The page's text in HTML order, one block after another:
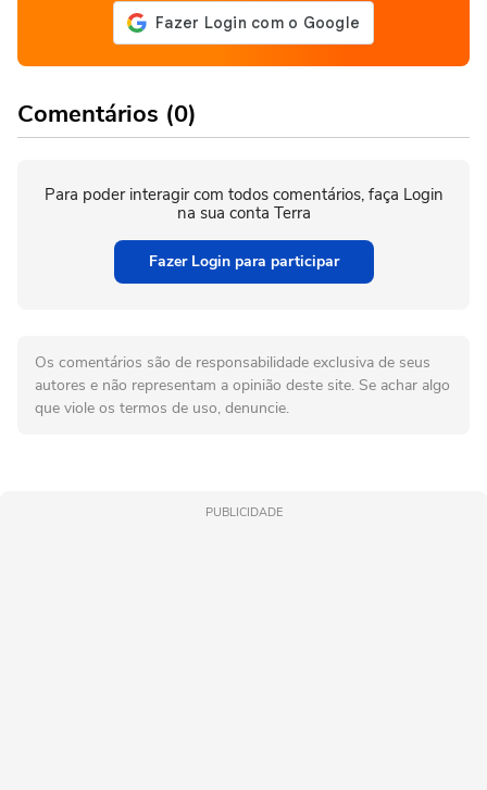
Comentários (0)
Para poder interagir com todos comentários, faça Login
na sua conta Terra
Fazer Login para participar
Os comentários são de responsabilidade exclusiva de seus
autores e não representam a opinião deste site. Se achar algo
que viole os termos de uso, denuncie.
PUBLICIDADE